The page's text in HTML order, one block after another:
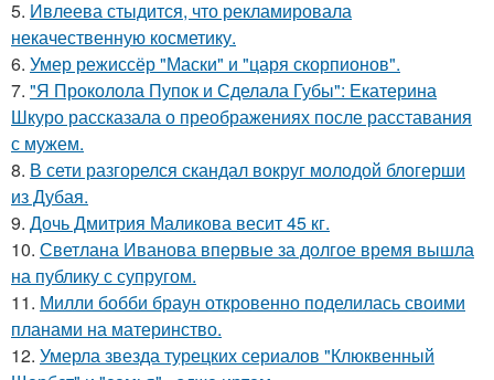
5. Ивлеева стыдится, что рекламировала
некачественную косметику.
6. Умер режиссёр "Маски" и "царя скорпионов".
7. "Я Проколола Пупок и Сделала Губы": Екатерина
Шкуро рассказала о преображениях после расставания
с мужем.
8. В сети разгорелся скандал вокруг молодой блогерши
из Дубая.
9. Дочь Дмитрия Маликова весит 45 кг.
10. Светлана Иванова впервые за долгое время вышла
на публику с супругом.
11. Милли бобби браун откровенно поделилась своими
планами на материнство.
12. Умерла звезда турецких сериалов "Клюквенный